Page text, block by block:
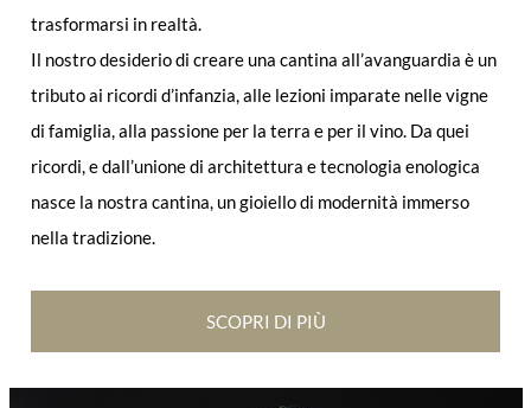
trasformarsi in realtà.
Il nostro desiderio di creare una cantina all’avanguardia è un
tributo ai ricordi d’infanzia, alle lezioni imparate nelle vigne
di famiglia, alla passione per la terra e per il vino. Da quei
ricordi, e dall’unione di architettura e tecnologia enologica
nasce la nostra cantina, un gioiello di modernità immerso
nella tradizione.
SCOPRI DI PIÙ